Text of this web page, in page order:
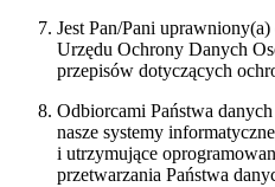
Jest Pan/Pani
Urzędu Ochrony Danych
przepisów dotyczących
Odbiorcami Państwa
nasze systemy
i utrzymujące
przetwarzania Państwa